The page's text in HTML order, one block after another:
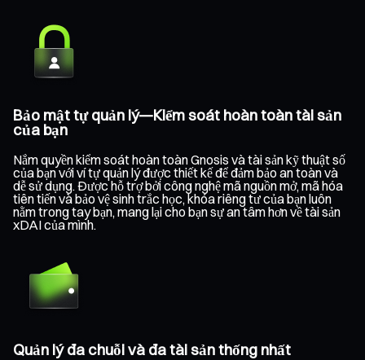
Bảo mật tự quản lý—Kiểm soát hoàn toàn tài sản
của bạn
Nắm quyền kiểm soát hoàn toàn Gnosis và tài sản kỹ thuật số
của bạn với ví tự quản lý được thiết kế để đảm bảo an toàn và
dễ sử dụng. Được hỗ trợ bởi công nghệ mã nguồn mở, mã hóa
tiên tiến và bảo vệ sinh trắc học, khóa riêng tư của bạn luôn
nằm trong tay bạn, mang lại cho bạn sự an tâm hơn về tài sản
xDAI của mình.
Quản lý đa chuỗi và đa tài sản thống nhất